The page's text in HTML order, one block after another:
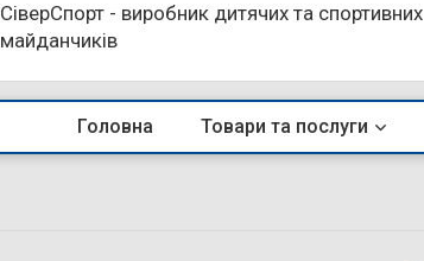
СіверСпорт - виробник дитячих та спортивних
майданчиків
Головна Товари та послуги